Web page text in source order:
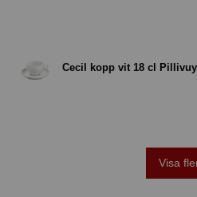
Cecil kopp vit 18 cl
Visa